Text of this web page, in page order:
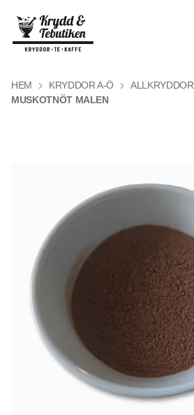
HEM KRYDDOR A-Ö
ALLKRYDDOR
MUSKOTNÖT MALEN